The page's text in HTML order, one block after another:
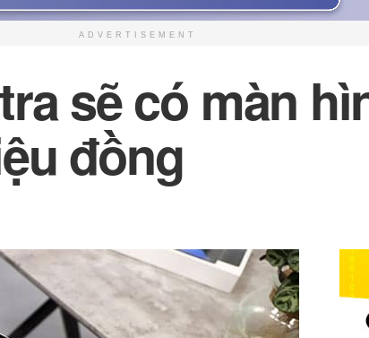
ADVERTISEMENT
sẽ có màn
đồng